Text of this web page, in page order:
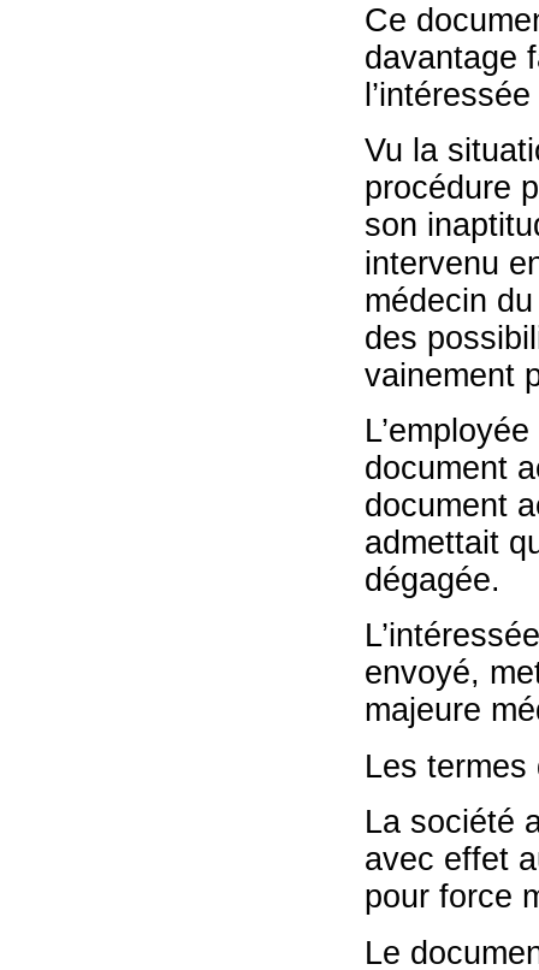
Ce
davantage
Vu la
procédure
son
intervenu
médecin
des
vainement
document
document
admettait
dégagée.
envoyé,
majeure
Les
La société
avec effet
pour force
Le